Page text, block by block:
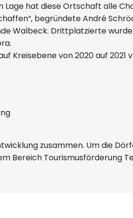
Lage hat diese Ortschaft alle
begründete André
Walbeck. Drittplatzierte
Kreisebene von 2020 auf 2021
zusammen. Um die
Bereich Tourismusförderung